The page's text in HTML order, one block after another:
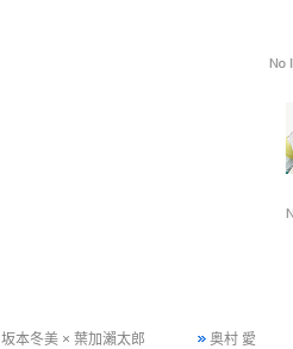
坂本冬美 × 葉加瀨太郎
奥村 愛